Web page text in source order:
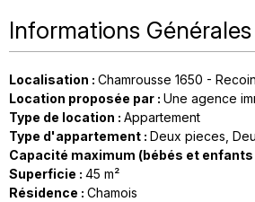
Informations Générales
Localisation : Chamrousse 1650 - Recoin
Location proposée par : Une agence
Type de location : Appartement
Type d'appartement : Deux pieces
Capacité maximum (bébés et
Superficie : 45 m²
Résidence : Chamois